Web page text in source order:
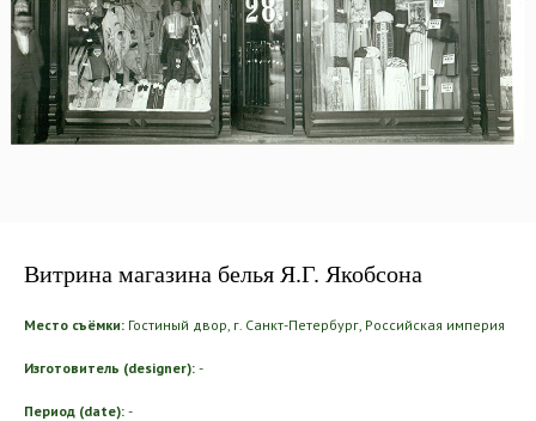
Витрина магазина белья Я.Г. Якобсона
Место съёмки: Гостиный двор, г. Санкт-Петербург, Российская империя
Изготовитель (designer): -
Период (date): -